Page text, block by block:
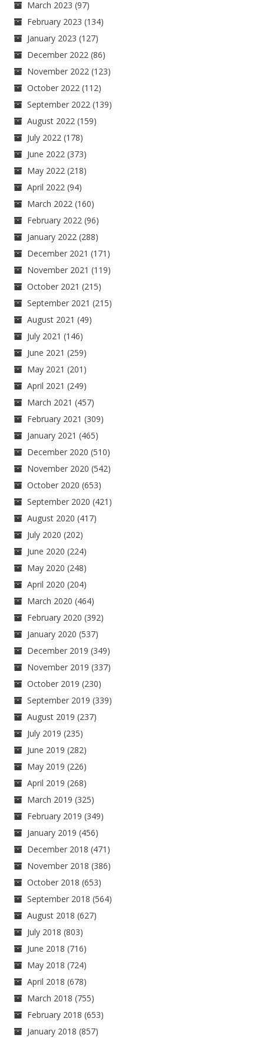
March 2023 (97)
February 2023 (134)
January 2023 (127)
December 2022 (86)
November 2022 (123)
October 2022 (112)
September 2022 (139)
August 2022 (159)
July 2022 (178)
June 2022 (373)
May 2022 (218)
April 2022 (94)
March 2022 (160)
February 2022 (96)
January 2022 (288)
December 2021 (171)
November 2021 (119)
October 2021 (215)
September 2021 (215)
August 2021 (49)
July 2021 (146)
June 2021 (259)
May 2021 (201)
April 2021 (249)
March 2021 (457)
February 2021 (309)
January 2021 (465)
December 2020 (510)
November 2020 (542)
October 2020 (653)
September 2020 (421)
August 2020 (417)
July 2020 (202)
June 2020 (224)
May 2020 (248)
April 2020 (204)
March 2020 (464)
February 2020 (392)
January 2020 (537)
December 2019 (349)
November 2019 (337)
October 2019 (230)
September 2019 (339)
August 2019 (237)
July 2019 (235)
June 2019 (282)
May 2019 (226)
April 2019 (268)
March 2019 (325)
February 2019 (349)
January 2019 (456)
December 2018 (471)
November 2018 (386)
October 2018 (653)
September 2018 (564)
August 2018 (627)
July 2018 (803)
June 2018 (716)
May 2018 (724)
April 2018 (678)
March 2018 (755)
February 2018 (653)
January 2018 (857)